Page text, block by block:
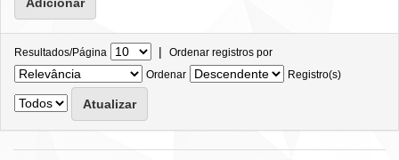
Resultados/Página | Ordenar registros por
Ordenar
Registro(s)